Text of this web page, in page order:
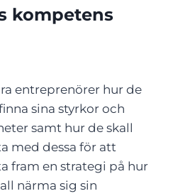
kompetens
entreprenörer hur de
sina styrkor och
samt hur de skall
med dessa för att
fram en strategi på hur
närma sig sin